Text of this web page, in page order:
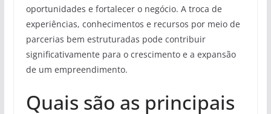
oportunidades e fortalecer o negócio. A troca de
experiências, conhecimentos e recursos por meio de
parcerias bem estruturadas pode contribuir
significativamente para o crescimento e a expansão
de um empreendimento.
Quais são as principais